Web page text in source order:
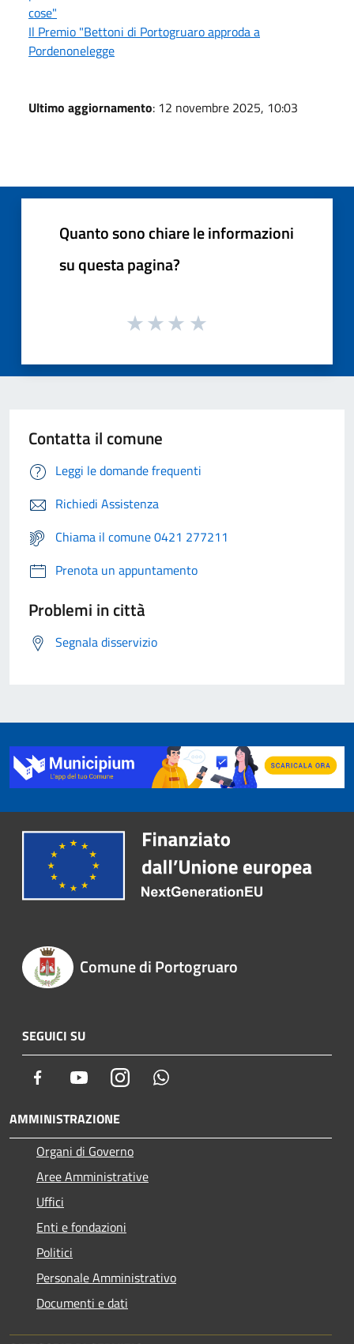
cose"
Il Premio "Bettoni di Portogruaro approda a
Pordenonelegge
Ultimo aggiornamento: 12 novembre 2025, 10:03
Quanto sono chiare le informazioni
su questa pagina?
Contatta il comune
Leggi le domande frequenti
Richiedi Assistenza
Chiama il comune 0421 277211
Prenota un appuntamento
Problemi in città
Segnala disservizio
Comune di Portogruaro
SEGUICI SU
Facebook YoutubeInstagram
AMMINISTRAZIONE
Organi di Governo
Aree Amministrative
Uffici
Enti e fondazioni
Politici
Personale Amministrativo
Documenti e dati